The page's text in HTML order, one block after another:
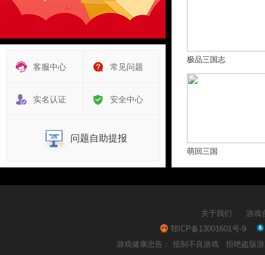
客服中心 常见问题
实名认证 安全中心
问题自助提报
极品三国志
萌回三国
关于我们
游戏
鄂ICP备13001601号-9
游戏健康忠告：
抵制不良游戏 拒绝盗版